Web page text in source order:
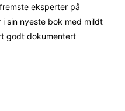
eksperter på
sin nyeste bok med mildt
godt dokumentert